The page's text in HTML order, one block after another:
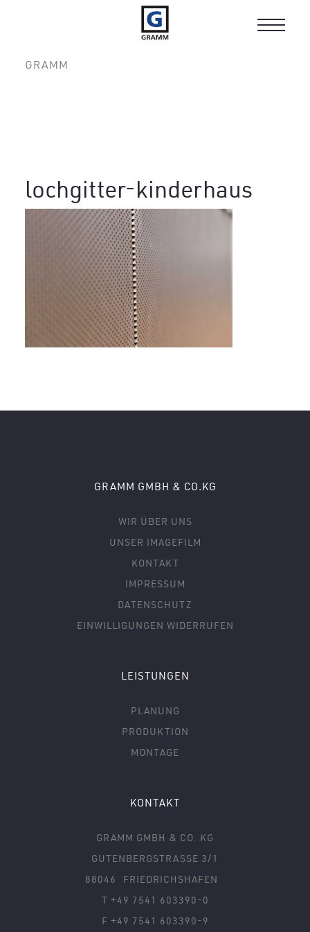
Toggle
GRAMM
lochgitter-kinderhaus
GRAMM GMBH & CO.KG
WIR ÜBER UNS
UNSER IMAGEFILM
KONTAKT
IMPRESSUM
DATENSCHUTZ
EINWILLIGUNGEN WIDERRUFEN
LEISTUNGEN
PLANUNG
PRODUKTION
MONTAGE
KONTAKT
GRAMM GMBH & CO. KG
GUTENBERGSTRASSE 3/1
88046
FRIEDRICHSHAFEN
T +49 7541 603390-0
F +49 7541 603390-9